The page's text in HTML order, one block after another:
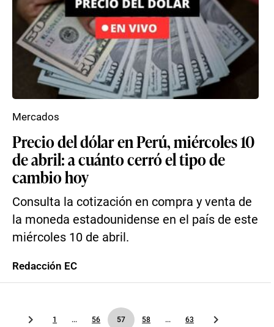
Precio del dólar en Perú, miércoles 10
de abril: a cuánto cerró el tipo de
cambio hoy
Consulta la cotización en compra y venta de
la moneda estadounidense en el país de este
miércoles 10 de abril.
Mercados
Redacción EC
1 ... 56 57 58 ... 63